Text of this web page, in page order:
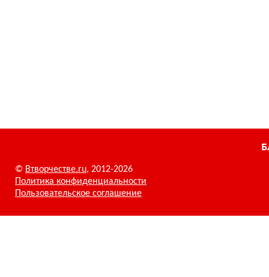
© Втворчестве.ru, 2012-2026
Политика конфиденциальности
Пользовательское соглашение